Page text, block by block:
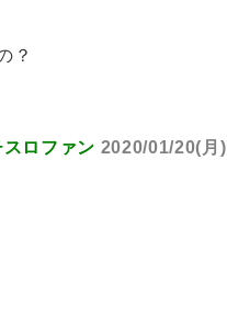
？
ロファン 2020/01/20(月)